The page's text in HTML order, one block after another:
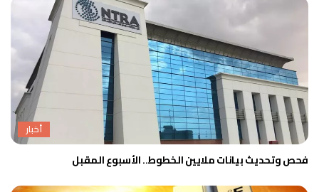
أخبار
فحص وتحديث بيانات ملايين الخطوط.. الأسبوع المقبل